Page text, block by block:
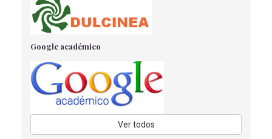
Rico Neto, M
INFECCIÓN EN UNIDADES DE CUIDADOS INTENSIVOS
CONSIDERACIONES DIETÉTICAS EN PACIENTES CON
TRATAMIENTO CON ACENOCUMAROL
Gamboa Soriano, E- 15/05/2018
INGESTAS DE CALCIO EN LAS MUJERES
POSMENOPÁUSICAS PARA LA PREVENCIÓN DE
Google académico
Ver todos